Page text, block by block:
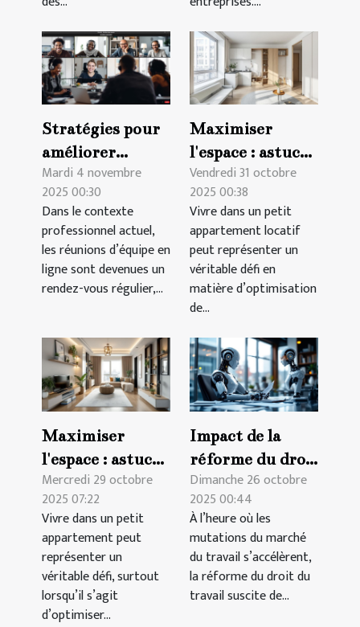
Stratégies pour
améliorer
l'efficacité des
réunions
d'équipe en ligne
Mardi 4 novembre
2025 00:30
Dans le contexte
professionnel actuel,
les réunions d’équipe en
ligne sont devenues un
rendez-vous régulier,...
Maximiser
l'espace : astuces
pour petits
appartements
locatifs
Vendredi 31 octobre
2025 00:38
Vivre dans un petit
appartement locatif
peut représenter un
véritable défi en
matière d’optimisation
de...
Maximiser
l'espace : astuces
pour petits
appartements
Mercredi 29 octobre
2025 07:22
Vivre dans un petit
appartement peut
représenter un
véritable défi, surtout
lorsqu’il s’agit
d’optimiser...
Impact de la
réforme du droit
du travail sur les
contrats
temporaires
Dimanche 26 octobre
2025 00:44
À l’heure où les
mutations du marché
du travail s’accélèrent,
la réforme du droit du
travail suscite de...